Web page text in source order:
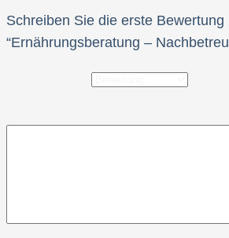
Schreiben Sie die erste Bewertung
“Ernährungsberatung –